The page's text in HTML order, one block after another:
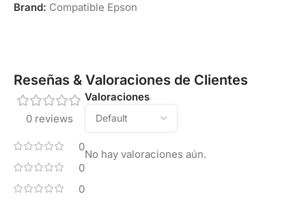
Brand: Compatible Epson
Reseñas & Valoraciones de Clientes
0 reviews
0
0
0
Valoraciones
No hay valoraciones aún.